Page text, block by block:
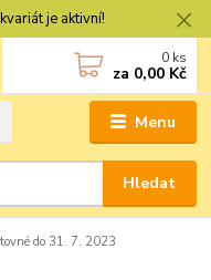
je aktivní!
Menu
Hledat
0 ks
za 0,00 Kč
do 31. 7. 2023